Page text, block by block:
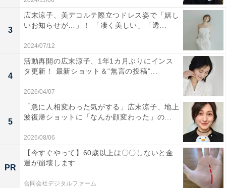
3
広末涼子、美デコルテ際立つドレス姿で「嬉し
いお知らせが…」！ 「凄く美しい」「透...
2024/07/12
4
活動再開の広末涼子、1年1カ月ぶりにインス
タ更新！ 最新ショット＆“無言の投稿”...
2026/04/07
5
「急に人相変わった気がする」広末涼子、地上
波復帰ショットに「なんか顔変わった」の...
2026/08/06
PR
【今すぐやって】60歳以上は〇〇しないと金
運が崩壊します
合同会社デジタルファーム